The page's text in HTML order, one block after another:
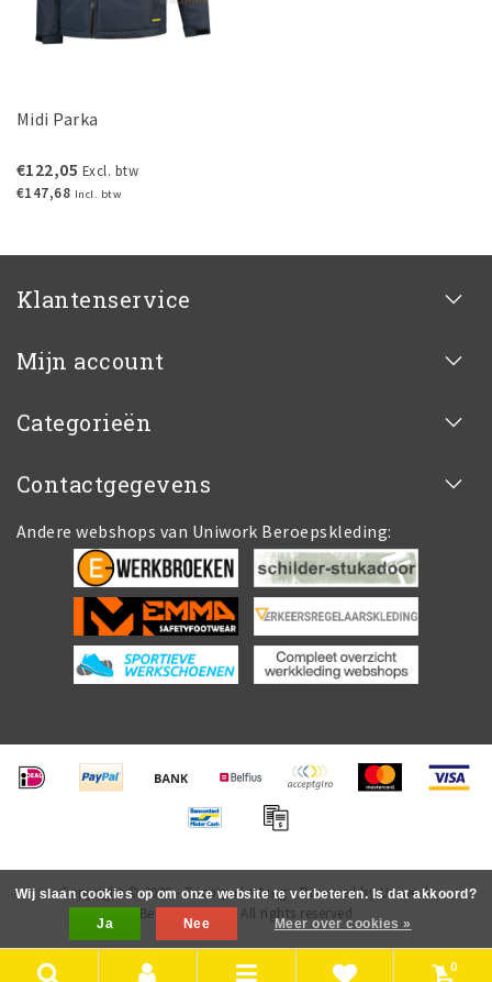
Midi Parka
€122,05 Excl. btw
€147,68 Incl. btw
Klantenservice
Mijn account
Categorieën
Contactgegevens
Andere webshops van Uniwork Beroepskleding:
Copyright © 2026 - Tricorp.clothing - Powered by Uniwork
Beroepskleding All rights reserved
0
Wij slaan cookies op om onze website te verbeteren. Is dat akkoord?
Ja
Nee Meer over cookies »